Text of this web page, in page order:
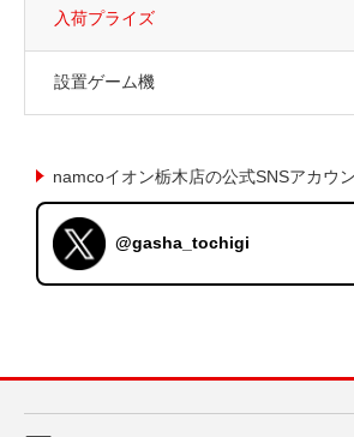
入荷プライズ
設置ゲーム機
namcoイオン栃木店の公式SNSアカウ
@gasha_tochigi